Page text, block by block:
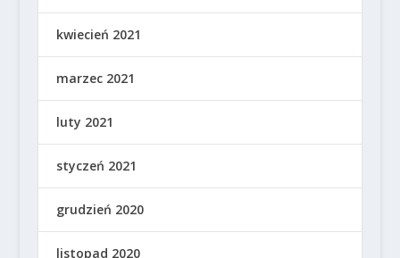
kwiecień 2021
marzec 2021
luty 2021
styczeń 2021
grudzień 2020
listopad 2020